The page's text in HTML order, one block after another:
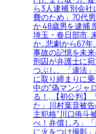
ら3人逮捕 別会
費のため」70代
か 48歳男を逮捕
埼玉・春日部市,
か…悲劇から67年
事故の記憶を未
刑囚が弁護士に
つぶし、「違法
に取り締まりに
中の″偽マンジャ
る！, 【初公判】
た」川村葉音被
主犯格”川口侑斗
べ！弁償しろ」
に火をつけ撮影